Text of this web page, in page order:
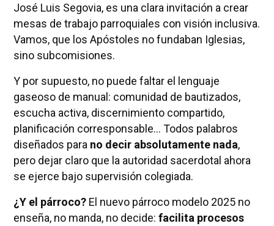
José Luis Segovia, es una clara invitación a crear
mesas de trabajo parroquiales con visión inclusiva.
Vamos, que los Apóstoles no fundaban Iglesias,
sino subcomisiones.
Y por supuesto, no puede faltar el lenguaje
gaseoso de manual: comunidad de bautizados,
escucha activa, discernimiento compartido,
planificación corresponsable... Todos palabros
diseñados para no decir absolutamente nada,
pero dejar claro que la autoridad sacerdotal ahora
se ejerce bajo supervisión colegiada.
¿Y el párroco?El nuevo párroco modelo 2025 no
enseña, no manda, no decide: facilita procesos